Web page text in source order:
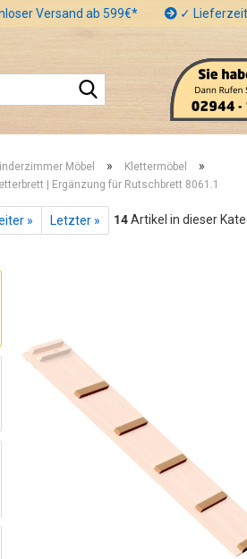
Versand ab 599€* ✓
Möbel » Klettermöbel »
| Ergänzung für Rutschbrett 8061.1
» Letzter » 14Artikel in dieser